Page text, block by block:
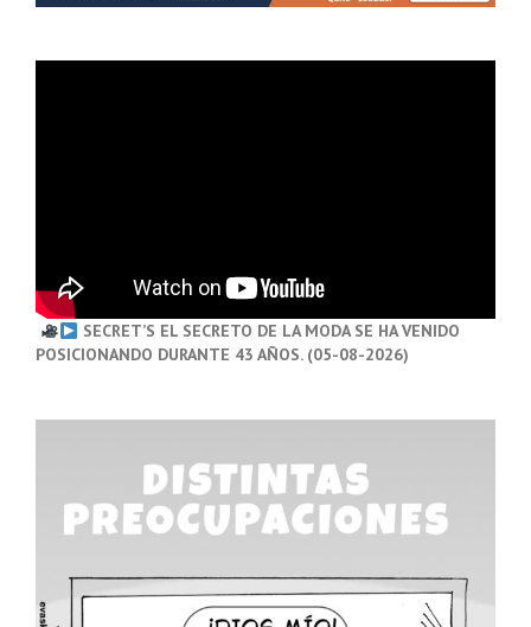
SECRET’S EL SECRETO DE LA MODA SE HA VENIDO
POSICIONANDO DURANTE 43 AÑOS. (05-08-2026)